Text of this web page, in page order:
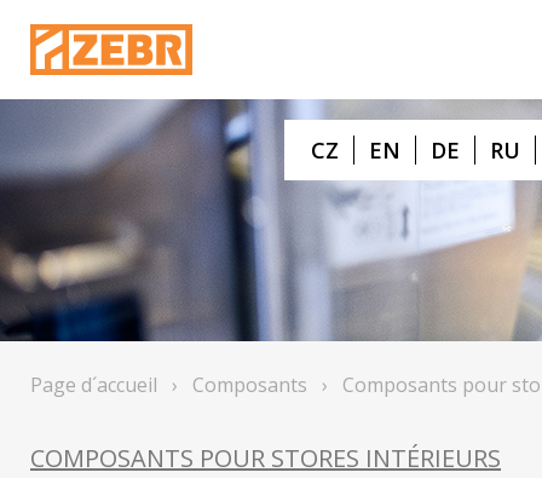
CZ EN DE RU
Page d´accueil › Composants › Composants pour
COMPOSANTS POUR STORES INTÉRIEURS